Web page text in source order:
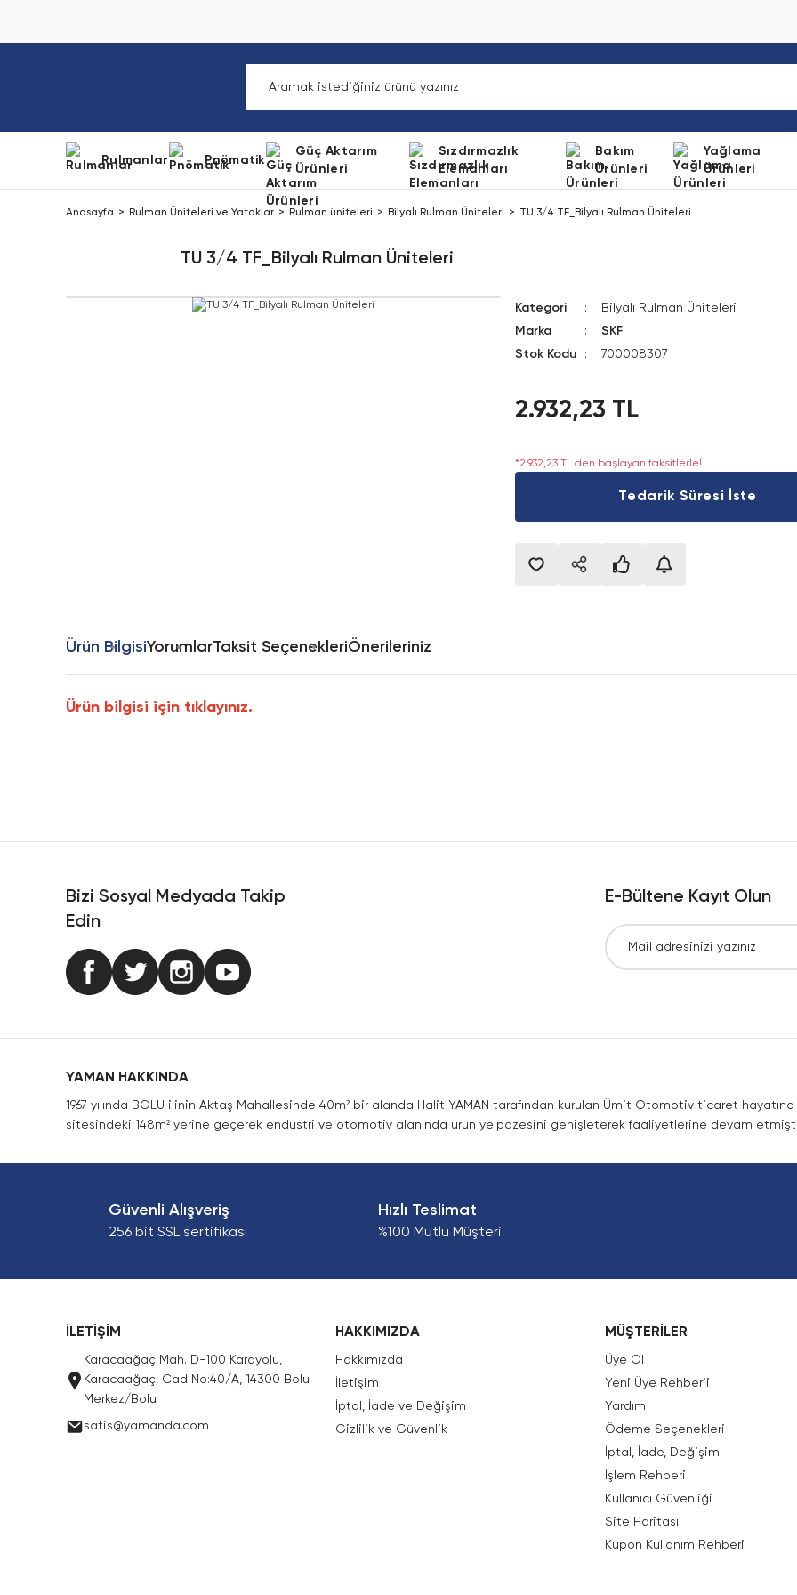
Rulmanlar Pnömatik
Güç Aktarım
Ürünleri
Sızdırmazlık
Elemanları
Bakım
Ürünleri
Yağlama
Ürünleri
Anasayfa Rulman Üniteleri ve Yataklar Rulman üniteleri Bilyalı Rulman Üniteleri TU 3/4 TF_Bilyalı Rulman Üniteleri
TU 3/4 TF_Bilyalı Rulman Üniteleri
Kategori
Bilyalı Rulman Üniteleri
Marka
SKF
Stok Kodu
700008307
2.932,23 TL
*2.932,23 TL den başlayan taksitlerle!
Tedarik Süresi İste
Ürün BilgisiYorumlarTaksit SeçenekleriÖnerileriniz
Ürün bilgisi için tıklayınız.
Bizi Sosyal Medyada Takip
Edin
E-Bültene Kayıt Olun
YAMAN HAKKINDA
1967 yılında BOLU ilinin Aktaş Mahallesinde 40m² bir alanda Halit YAMAN tarafından kurulan Ümit Otomotiv ticaret
sitesindeki 148m² yerine geçerek endüstri ve otomotiv alanında ürün yelpazesini genişleterek faaliyetlerine devam
Güvenli Alışveriş
256 bit SSL sertifikası
Hızlı Teslimat
%100 Mutlu Müşteri
İLETİŞİM
Karacaağaç Mah. D-100 Karayolu,
Karacaağaç, Cad No:40/A, 14300 Bolu
Merkez/Bolu
satis@yamanda.com
HAKKIMIZDA
Hakkımızda
İletişim
İptal, İade ve Değişim
Gizlilik ve Güvenlik
MÜŞTERİLER
Üye Ol
Yeni Üye Rehberii
Yardım
Ödeme Seçenekleri
İptal, İade, Değişim
İşlem Rehberi
Kullanıcı Güvenliği
Site Haritası
Kupon Kullanım Rehberi